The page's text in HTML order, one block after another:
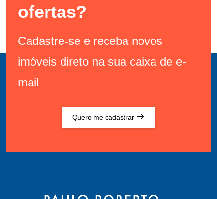
ofertas?
Cadastre-se e receba novos
imóveis direto na sua caixa de e-
mail
Quero me cadastrar